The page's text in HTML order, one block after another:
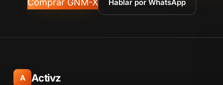
Comprar GNM-X Hablar por WhatsApp
A Activz